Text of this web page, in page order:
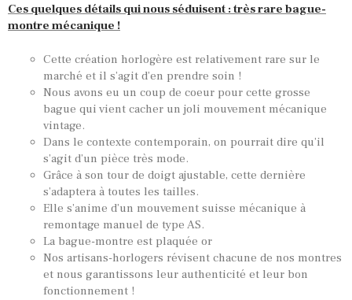
TOUTES NOS VINTAGES
MONTRES PAR HISTOIRES
Ces quelques détails qui nous séduisent : très rare bague-
montre mécanique !
Cette création horlogère est relativement rare sur le
marché et il s’agit d’en prendre soin !
Nous avons eu un coup de coeur pour cette grosse
bague qui vient cacher un joli mouvement mécanique
vintage.
Dans le contexte contemporain, on pourrait dire qu’il
s’agit d’un pièce très mode.
Grâce à son tour de doigt ajustable, cette dernière
s’adaptera à toutes les tailles.
Elle s’anime d’un mouvement suisse mécanique à
remontage manuel de type AS.
La bague-montre est plaquée or
Nos artisans-horlogers révisent chacune de nos montres
et nous garantissons leur authenticité et leur bon
fonctionnement !